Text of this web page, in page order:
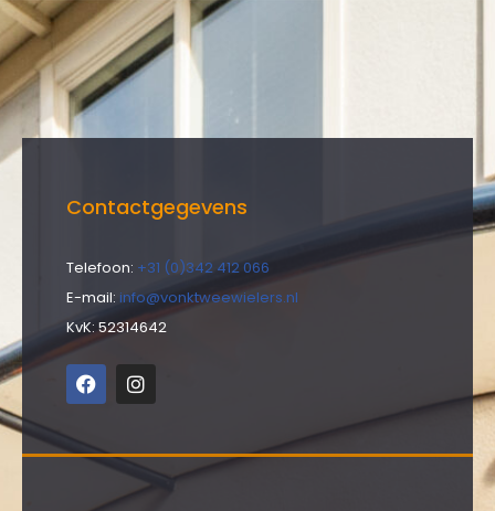
Contactgegevens
Telefoon: +31 (0)342 412 066
E-mail: info@vonktweewielers.nl
KvK: 52314642